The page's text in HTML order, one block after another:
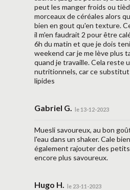
peut les manger froids ou
morceaux de céréales alors
bien en gout qu'en texture.
il m'en faudrait 2 pour être
6h du matin et que je dois
weekend car je me lève plus
quand je travaille. Cela
nutritionnels, car ce
lipides
Gabriel G. le 13-12-2023
Muesli savoureux, au bon
l'eau dans un shaker. Cale
également rajouter des
encore plus savoureux.
Hugo H. le 23-11-2023